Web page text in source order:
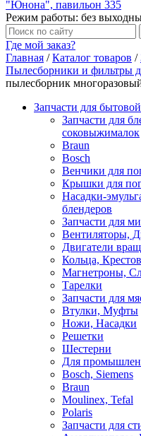
"Юнона", павильон 335
Режим работы: без
Где мой заказ?
Главная /Каталог товаров /
Пылесборники и фильтры
пылесборник
Запчасти для
Запчасти для
соковыжималок
Braun
Bosch
Венчики для
Крышки для
Насадки-
блендеров
Запчасти для
Вентиляторы,
Двигатели
Кольца,
Магнетроны,
Тарелки
Запчасти для
Втулки, Муфты
Ножи, Насадки
Решетки
Шестерни
Для
Bosch, Siemens
Braun
Moulinex, Tefal
Polaris
Запчасти для